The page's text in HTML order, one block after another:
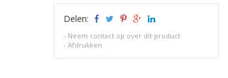
Delen:
- Neem contact op over dit product
-Afdrukken